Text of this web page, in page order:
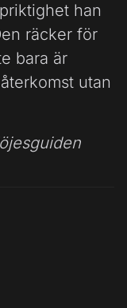
han
räcker för
bara är
utan